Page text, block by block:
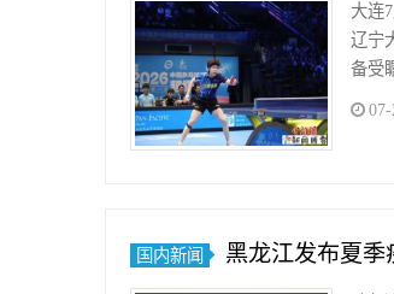
大连
辽宁
备受
国内新闻 黑龙江发布夏